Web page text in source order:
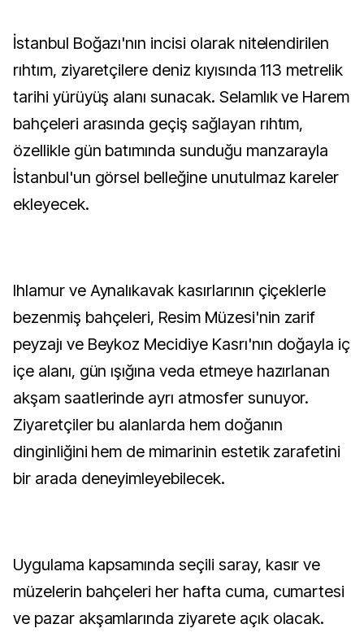
İstanbul Boğazı'nın incisi olarak nitelendirilen
rıhtım, ziyaretçilere deniz kıyısında 113 metrelik
tarihi yürüyüş alanı sunacak. Selamlık ve Harem
bahçeleri arasında geçiş sağlayan rıhtım,
özellikle gün batımında sunduğu manzarayla
İstanbul'un görsel belleğine unutulmaz kareler
ekleyecek.
Ihlamur ve Aynalıkavak kasırlarının çiçeklerle
bezenmiş bahçeleri, Resim Müzesi'nin zarif
peyzajı ve Beykoz Mecidiye Kasrı'nın doğayla iç
içe alanı, gün ışığına veda etmeye hazırlanan
akşam saatlerinde ayrı atmosfer sunuyor.
Ziyaretçiler bu alanlarda hem doğanın
dinginliğini hem de mimarinin estetik zarafetini
bir arada deneyimleyebilecek.
Uygulama kapsamında seçili saray, kasır ve
müzelerin bahçeleri her hafta cuma, cumartesi
ve pazar akşamlarında ziyarete açık olacak.